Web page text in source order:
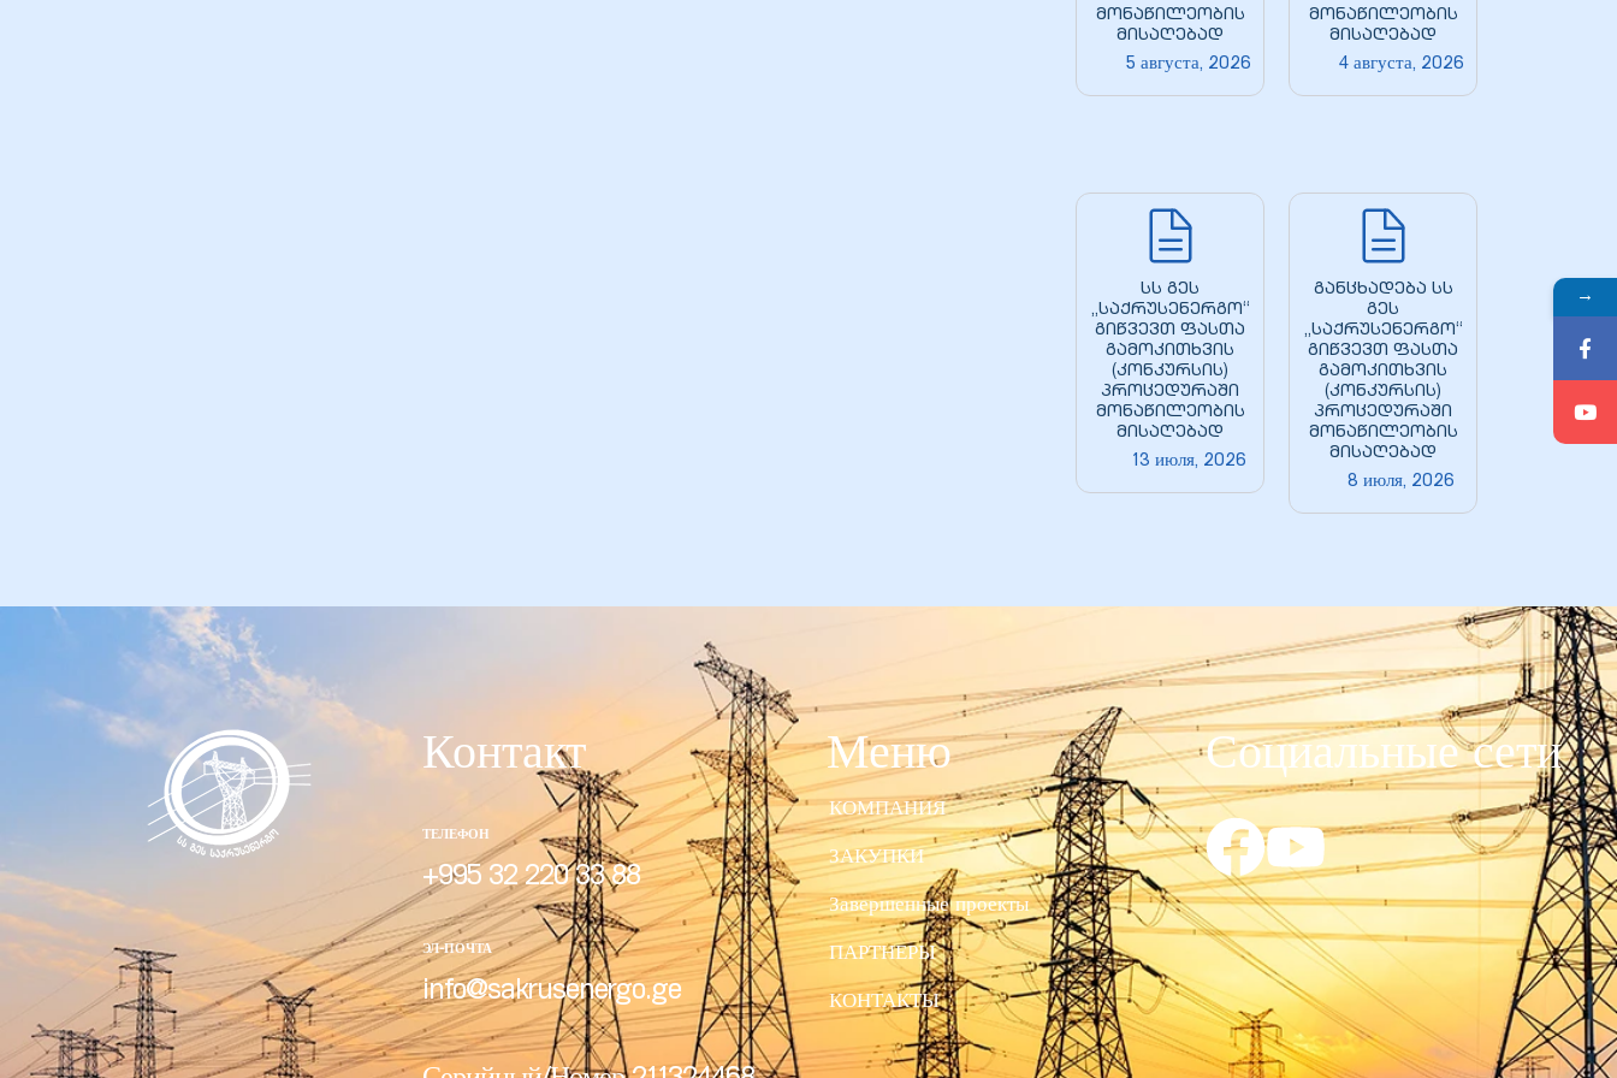
მონაწილეობის
მისაღებად
5 августа, 2026
მონაწილეობის
მისაღებად
4 августа, 2026
სს გეს
„საქრუსენერგო“
გიწვევთ ფასთა
გამოკითხვის
(კონკურსის)
პროცედურაში
მონაწილეობის
მისაღებად
13 июля, 2026
განცხადება სს
გეს
„საქრუსენერგო“
გიწვევთ ფასთა
გამოკითხვის
(კონკურსის)
პროცედურაში
მონაწილეობის
მისაღებად
8 июля, 2026
Контакт
ТЕЛЕФОН
+995 32 220 33 88
ЭЛ-ПОЧТА
info@sakrusenergo.ge
Меню
КОМПАНИЯ
ЗАКУПКИ
Завершенные проекты
ПАРТНЕРЫ
КОНТАКТЫ
Социальные сети
→